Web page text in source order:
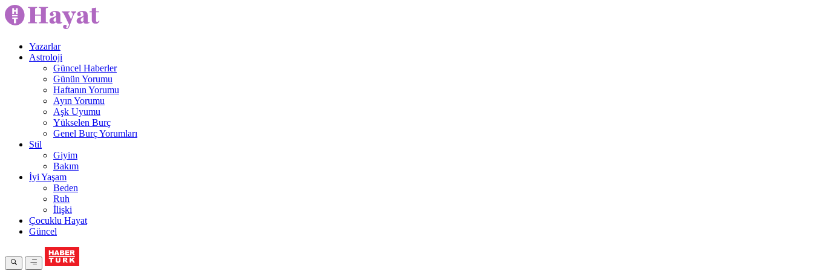
Yazarlar
Astroloji
Güncel Haberler
Günün Yorumu
Haftanın Yorumu
Ayın Yorumu
Aşk Uyumu
Yükselen Burç
Genel Burç Yorumları
Stil
Giyim
Bakım
İyi Yaşam
Beden
Ruh
İlişki
Çocuklu Hayat
Güncel